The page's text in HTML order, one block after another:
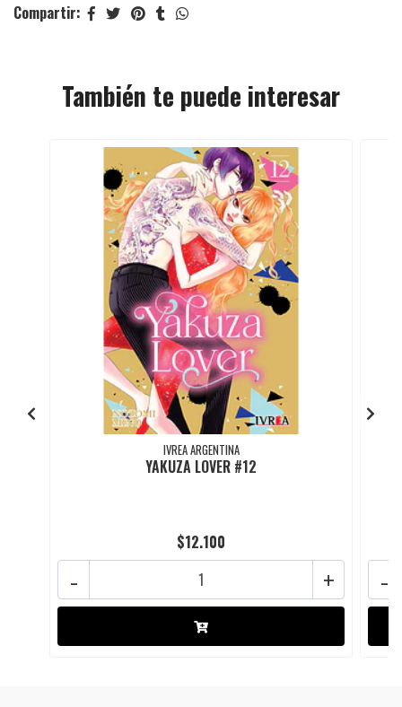
Compartir:
También te puede interesar
IVREA ARGENTINA
YAKUZA LOVER #12
$12.100
+
- -